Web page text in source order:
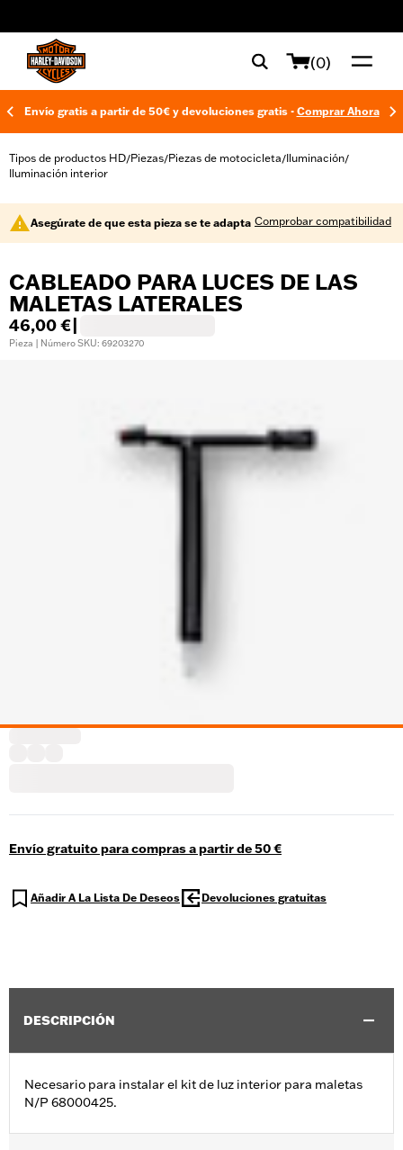
(0)
Envío gratis a partir de 50€ y devoluciones gratis - Comprar Ahora
Tipos de productos HD/Piezas/Piezas de motocicleta/Iluminación/
Iluminación interior
Asegúrate de que esta pieza se te adapta Comprobar compatibilidad
CABLEADO PARA LUCES DE LAS
MALETAS LATERALES
46,00 €
Pieza | Número SKU: 69203270
Envío gratuito para compras a partir de 50 €
Añadir A La Lista De Deseos Devoluciones gratuitas
DESCRIPCIÓN
Necesario para instalar el kit de luz interior para maletas
N/P 68000425.